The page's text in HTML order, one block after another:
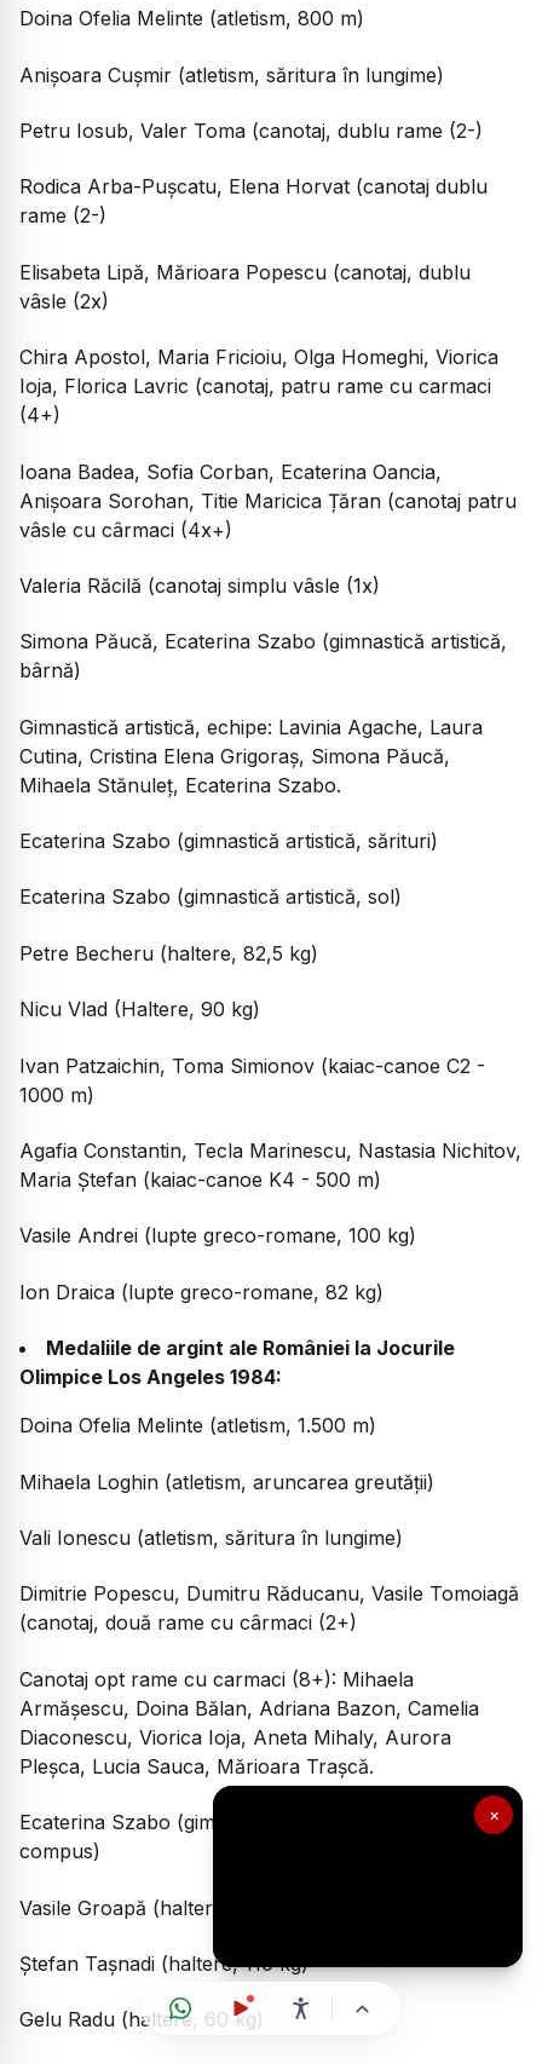
×
Doina Ofelia Melinte (atletism, 800 m)
Anișoara Cușmir (atletism, săritura în lungime)
Petru Iosub, Valer Toma (canotaj, dublu rame (2-)
Rodica Arba-Pușcatu, Elena Horvat (canotaj dublu
rame (2-)
Elisabeta Lipă, Mărioara Popescu (canotaj, dublu
vâsle (2x)
Chira Apostol, Maria Fricioiu, Olga Homeghi, Viorica
Ioja, Florica Lavric (canotaj, patru rame cu carmaci
(4+)
Ioana Badea, Sofia Corban, Ecaterina Oancia,
Anișoara Sorohan, Titie Maricica Țăran (canotaj patru
vâsle cu cârmaci (4x+)
Valeria Răcilă (canotaj simplu vâsle (1x)
Simona Păucă, Ecaterina Szabo (gimnastică artistică,
bârnă)
Gimnastică artistică, echipe: Lavinia Agache, Laura
Cutina, Cristina Elena Grigoraș, Simona Păucă,
Mihaela Stănuleț, Ecaterina Szabo.
Ecaterina Szabo (gimnastică artistică, sărituri)
Ecaterina Szabo (gimnastică artistică, sol)
Petre Becheru (haltere, 82,5 kg)
Nicu Vlad (Haltere, 90 kg)
Ivan Patzaichin, Toma Simionov (kaiac-canoe C2 -
1000 m)
Agafia Constantin, Tecla Marinescu, Nastasia Nichitov,
Maria Ștefan (kaiac-canoe K4 - 500 m)
Vasile Andrei (lupte greco-romane, 100 kg)
Ion Draica (lupte greco-romane, 82 kg)
Medaliile de argint ale României la Jocurile
Olimpice Los Angeles 1984:
Doina Ofelia Melinte (atletism, 1.500 m)
Mihaela Loghin (atletism, aruncarea greutății)
Vali Ionescu (atletism, săritura în lungime)
Dimitrie Popescu, Dumitru Răducanu, Vasile Tomoiagă
(canotaj, două rame cu cârmaci (2+)
Canotaj opt rame cu carmaci (8+): Mihaela
Armășescu, Doina Bălan, Adriana Bazon, Camelia
Diaconescu, Viorica Ioja, Aneta Mihaly, Aurora
Pleșca, Lucia Sauca, Mărioara Trașcă.
Ecaterina Szabo (gimnastică artistică, individual
compus)
Vasile Groapă (haltere, 100 kg)
Ștefan Tașnadi (haltere, 110 kg)
Gelu Radu (haltere, 60 kg)